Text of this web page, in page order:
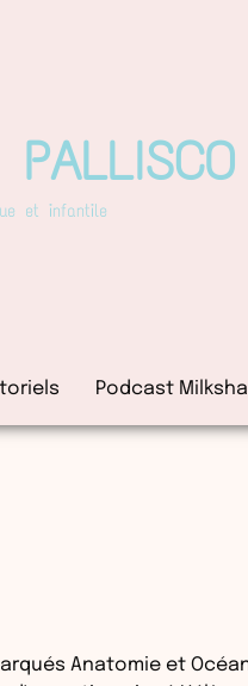
et infantile
Podcast
Anatomie et